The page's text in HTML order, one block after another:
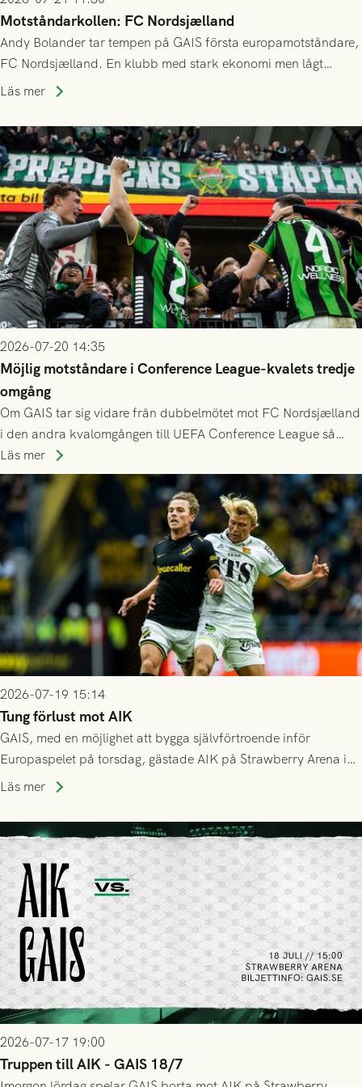
Motståndarkollen: FC Nordsjælland
Andy Bolander tar tempen på GAIS första europamotståndare,
FC Nordsjælland. En klubb med stark ekonomi men lågt
publiksnitt, ett lag med både kollektiv styrka och individuell
Läs mer
2026-07-20 14:35
Möjlig motståndare i Conference League-kvalets tredje
omgång
Om GAIS tar sig vidare från dubbelmötet mot FC Nordsjælland
i den andra kvalomgången till UEFA Conference League så
spelas den tredje kvalomgången kort därpå. Motståndare blir
då vinnaren i mötet mellan isländska Valur och HŠK Zrinjski
Mostar från Bosnien och Hercegovina.
Läs mer
2026-07-19 15:14
Tung förlust mot AIK
GAIS, med en möjlighet att bygga självförtroende inför
Europaspelet på torsdag, gästade AIK på Strawberry Arena i
Stockholm . Men trots konstant hotande i första halvlek av
lyckades få in 2-0.
Läs mer
2026-07-17 19:00
Truppen till AIK - GAIS 18/7